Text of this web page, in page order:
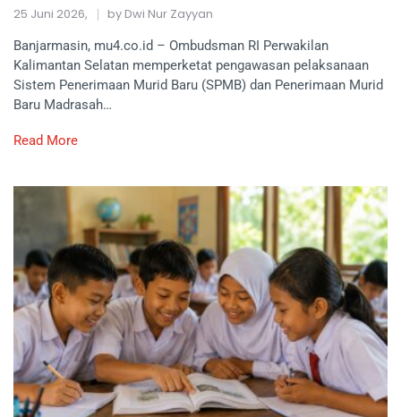
25 Juni 2026, by Dwi Nur Zayyan
Banjarmasin, mu4.co.id – Ombudsman RI Perwakilan
Kalimantan Selatan memperketat pengawasan pelaksanaan
Sistem Penerimaan Murid Baru (SPMB) dan Penerimaan Murid
Baru Madrasah…
Read More